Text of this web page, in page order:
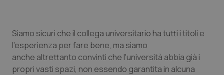
Marche
Molise
Donna & Salute
Epatiti
Siamo sicuri che il collega universitario ha tutti i titoli e
l'esperienza per fare bene, ma siamo
anche altrettanto convinti che l'università abbia già i
propri vasti spazi, non essendo garantita in alcuna